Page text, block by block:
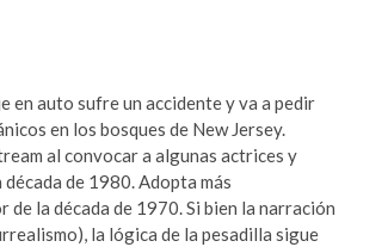
en auto sufre un accidente y va a pedir
en los bosques de New Jersey.
al convocar a algunas actrices y
de 1980. Adopta más
la década de 1970. Si bien la narración
la lógica de la pesadilla sigue